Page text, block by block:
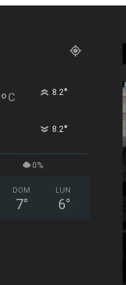
°C 8.2°
8.2°
0%
DOM
7°
LUN
6°